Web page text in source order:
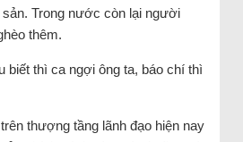
sản. Trong nước còn lại người
thêm.
biết thì ca ngợi ông ta, báo chí thì
thượng tầng lãnh đạo hiện nay